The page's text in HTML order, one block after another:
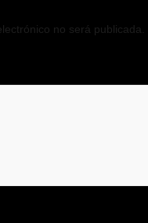
no será publicada.